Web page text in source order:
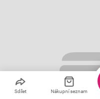
Sdílet Nákupní seznam